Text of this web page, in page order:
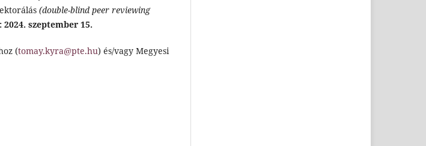
(double-blind peer reviewing
szeptember 15.
(tomay.kyra@pte.hu) és/vagy Megyesi